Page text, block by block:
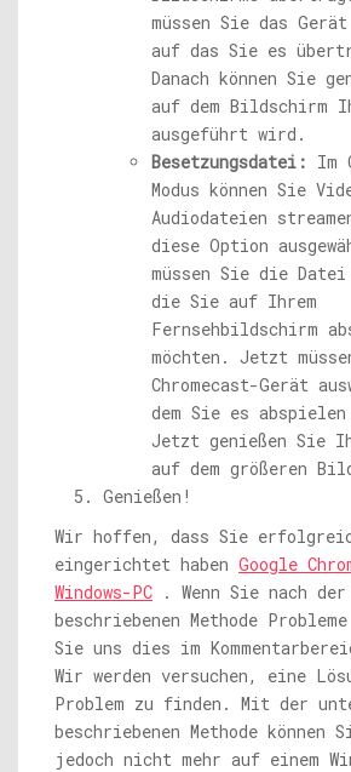
müssen Sie das Gerät
auf das Sie es
Danach können Sie
auf dem Bildschirm
ausgeführt wird.
Besetzungsdatei: Im
Modus können Sie
Audiodateien
diese Option
müssen Sie die Datei
die Sie auf Ihrem
Fernsehbildschirm
möchten. Jetzt
Chromecast-Gerät
dem Sie es abspielen
Jetzt genießen Sie
auf dem größeren
Genießen!
Wir hoffen, dass Sie
eingerichtet haben Google
Windows-PC . Wenn Sie nach der
beschriebenen Methode
Sie uns dies im
Wir werden versuchen, eine
Problem zu finden. Mit der
beschriebenen Methode können
jedoch nicht mehr auf einem